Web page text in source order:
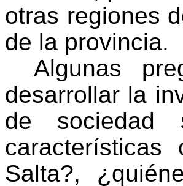
otras regiones
de la provincia.
Algunas
desarrollar la
de
Salta?,